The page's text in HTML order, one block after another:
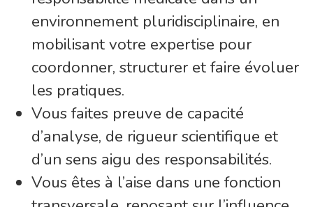
environnement pluridisciplinaire, en
mobilisant votre expertise pour
coordonner, structurer et faire évoluer
les pratiques.
Vous faites preuve de capacité
d’analyse, de rigueur scientifique et
d’un sens aigu des responsabilités.
Vous êtes à l’aise dans une fonction